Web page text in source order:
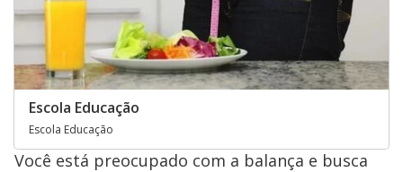
Escola Educação
Escola Educação
Você está preocupado com a balança e busca